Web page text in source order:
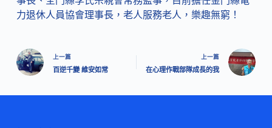
力退休人員協會理事長，老人服務老人，樂趣無窮！
上一篇
百逆千變 維安如常
上一篇
在心理作戰部隊成長的我